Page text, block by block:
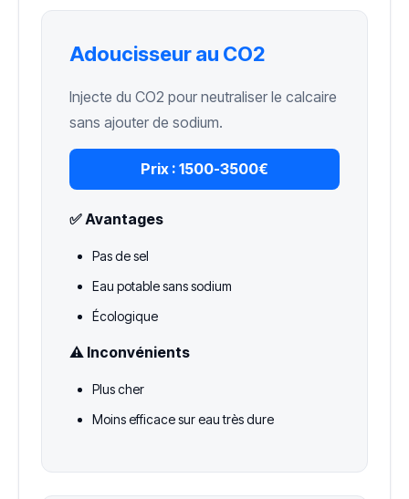
Adoucisseur au CO2
Injecte du CO2 pour neutraliser le calcaire
sans ajouter de sodium.
Prix : 1500-3500€
✅ Avantages
Pas de sel
Eau potable sans sodium
Écologique
⚠️ Inconvénients
Plus cher
Moins efficace sur eau très dure